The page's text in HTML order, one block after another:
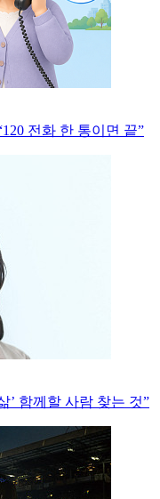
전화 한 통이면 끝”
’ 함께할 사람 찾는 것”